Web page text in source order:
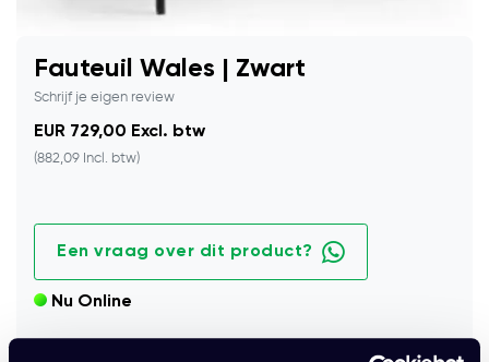
Fauteuil Wales | Zwart
Schrijf je eigen review
EUR 729,00 Excl. btw
(882,09 Incl. btw)
Een vraag over dit product?
Nu Online
Stijlvolle fauteuil in zwart met comfortabele zitting en